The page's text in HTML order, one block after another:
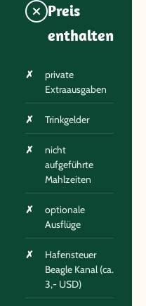
Preis
enthalten
private
Extraausgaben
Trinkgelder
nicht
aufgeführte
Mahlzeiten
optionale
Ausflüge
Hafensteuer
Beagle Kanal (ca.
3,- USD)